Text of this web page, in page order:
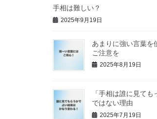
手相は難しい？
2025年9月19日
あまりに強い言葉を
ご注意を
2025年8月19日
「手相は誰に見ても
ではない理由
2025年7月19日